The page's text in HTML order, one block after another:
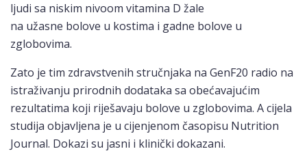
ljudi sa niskim nivoom vitamina D žale
na užasne bolove u kostima i gadne bolove u
zglobovima.
Zato je tim zdravstvenih stručnjaka na GenF20 radio na
istraživanju prirodnih dodataka sa obećavajućim
rezultatima koji riješavaju bolove u zglobovima. A cijela
studija objavljena je u cijenjenom časopisu Nutrition
Journal. Dokazi su jasni i klinički dokazani.